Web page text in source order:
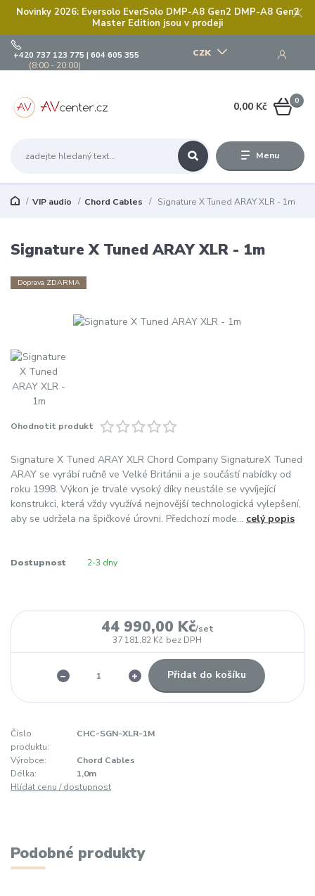
Novinky 2026: Eversolo EverSolo DMP-A8 Gen2 DMP-A8 Gen2
Master Edition jsou v prodeji
Menu
CZK
+420 737 123 775 | 604 605 355
(8:00 - 20:00)
0
0,00 Kč
VIP audio Chord Cables Signature X Tuned ARAY XLR - 1m
Signature X Tuned ARAY XLR - 1m
Doprava ZDARMA
Ohodnotit produkt
Signature X Tuned ARAY XLR Chord Company SignatureX Tuned
ARAY se vyrábí ručně ve Velké Británii a je součástí nabídky od
roku 1998. Výkon je trvale vysoký díky neustále se vyvíjející
konstrukci, která vždy využívá nejnovější technologická vylepšení,
aby se udržela na špičkové úrovni. Předchozí mode... celý popis
Dostupnost 2-3 dny
44 990,00 Kč/set
37 181,82 Kč bez DPH
Přidat do košíku
Číslo
produktu:
CHC-SGN-XLR-1M
Výrobce:
Chord Cables
Délka:
1,0m
Hlídat cenu / dostupnost
Podobné produkty